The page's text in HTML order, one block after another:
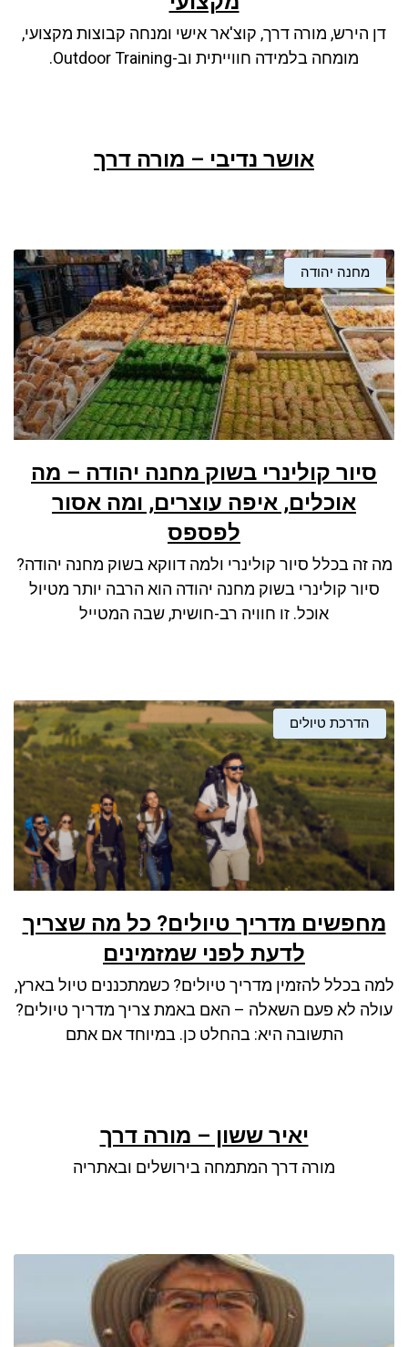
font_download סמן קישורים
דן הירש, מורה דרך, קוצ'אר אישי ומנחה קבוצות מקצועי,
מומחה בלמידה חווייתית וב-Outdoor Training.
אושר נדיבי – מורה דרך
מחנה יהודה
סיור קולינרי בשוק מחנה יהודה – מה
אוכלים, איפה עוצרים, ומה אסור
לפספס
מה זה בכלל סיור קולינרי ולמה דווקא בשוק מחנה יהודה?
סיור קולינרי בשוק מחנה יהודה הוא הרבה יותר מטיול
אוכל. זו חוויה רב-חושית, שבה המטייל
הדרכת טיולים
מחפשים מדריך טיולים? כל מה שצריך
לדעת לפני שמזמינים
למה בכלל להזמין מדריך טיולים? כשמתכננים טיול בארץ,
עולה לא פעם השאלה – האם באמת צריך מדריך טיולים?
התשובה היא: בהחלט כן. במיוחד אם אתם
יאיר ששון – מורה דרך
מורה דרך המתמחה בירושלים ובאתריה